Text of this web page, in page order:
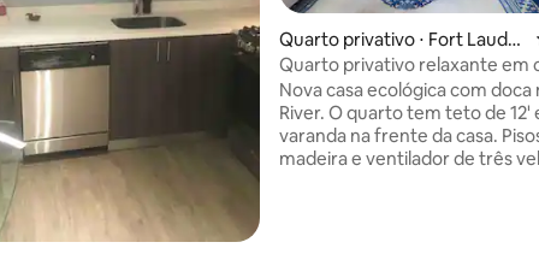
de 5, 35 avaliações
Quarto privativo ⋅ Fort Lauder
dale
Quarto privativo relaxante em
ecológica.
Nova casa ecológica com doca
River. O quarto tem teto de 12' e acesso à
varanda na frente da casa. Pisos de
madeira e ventilador de três